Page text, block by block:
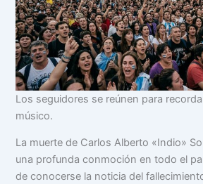
Los seguidores se reúnen para
músico.
La muerte de Carlos Alberto «Indio»
una profunda conmoción en todo el
de conocerse la noticia del